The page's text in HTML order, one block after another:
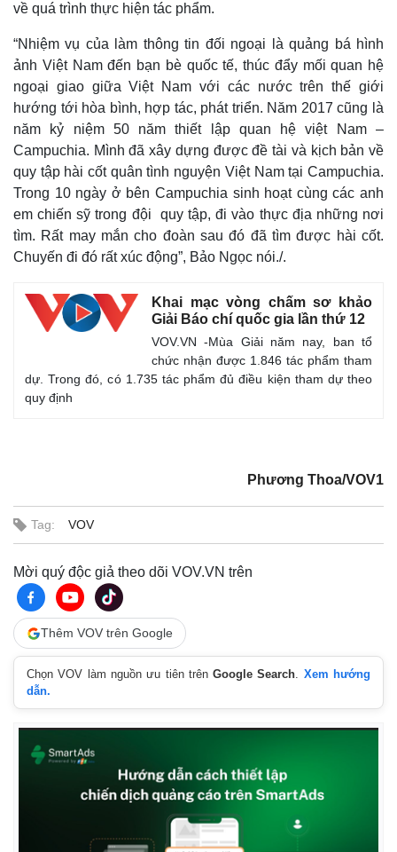
Thế giới
Quan sát
Cuộc sống đó đây
Hồ sơ
Video
Ảnh
Infographic
về quá trình thực hiện tác phẩm.
“Nhiệm vụ của làm thông tin đối ngoại là quảng bá hình
ảnh Việt Nam đến bạn bè quốc tế, thúc đẩy mối quan hệ
ngoại giao giữa Việt Nam với các nước trên thế giới
hướng tới hòa bình, hợp tác, phát triển. Năm 2017 cũng là
năm kỷ niệm 50 năm thiết lập quan hệ việt Nam –
Campuchia. Mình đã xây dựng được đề tài và kịch bản về
quy tập hài cốt quân tình nguyện Việt Nam tại Campuchia.
Trong 10 ngày ở bên Campuchia sinh hoạt cùng các anh
em chiến sỹ trong đội quy tập, đi vào thực địa những nơi
tìm. Rất may mắn cho đoàn sau đó đã tìm được hài cốt.
Chuyến đi đó rất xúc động”, Bảo Ngọc nói./.
Khai mạc vòng chấm sơ khảo
Giải Báo chí quốc gia lần thứ 12
VOV.VN -Mùa Giải năm nay, ban tổ
chức nhận được 1.846 tác phẩm tham
dự. Trong đó, có 1.735 tác phẩm đủ điều kiện tham dự theo
quy định
Phương Thoa/VOV1
Tag: VOV
Mời quý độc giả theo dõi VOV.VN trên
Thêm VOV trên Google
Chọn VOV làm nguồn ưu tiên trênGoogle Search. Xem hướng
dẫn.